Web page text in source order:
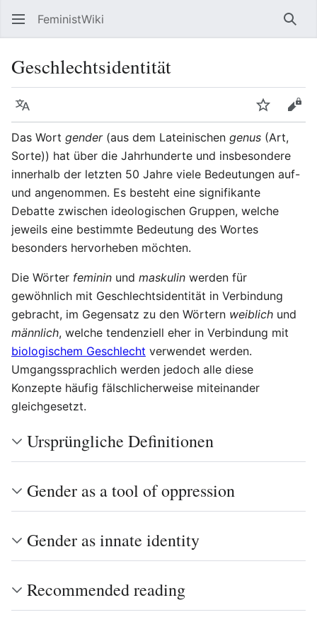
FeministWiki
Geschlechtsidentität
Language Watch
Das Wort gender(aus dem Lateinischen genus (Art,
Sorte)) hat über die Jahrhunderte und insbesondere
innerhalb der letzten 50 Jahre viele Bedeutungen auf-
und angenommen. Es besteht eine signifikante
Debatte zwischen ideologischen Gruppen, welche
jeweils eine bestimmte Bedeutung des Wortes
besonders hervorheben möchten.
Die Wörter feminin und maskulin werden für
gewöhnlich mit Geschlechtsidentität in Verbindung
gebracht, im Gegensatz zu den Wörtern weiblich und
männlich, welche tendenziell eher in Verbindung mit
biologischem Geschlecht verwendet werden.
Umgangssprachlich werden jedoch alle diese
Konzepte häufig fälschlicherweise miteinander
gleichgesetzt.
Ursprüngliche Definitionen
Gender as a tool of oppression
Gender as innate identity
Recommended reading